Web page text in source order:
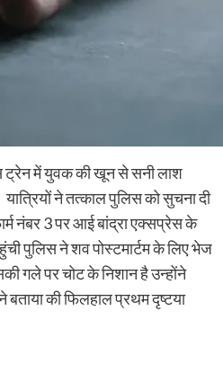
ट्रेन में युवक की खून से सनी लाश
ने तत्काल पुलिस को सुचना दी
नंबर 3 पर आई बांद्रा एक्सप्रेस के
पुलिस ने शव पोस्टमार्टम के लिए भेज
गले पर चोट के निशान है उन्होंने
की फिलहाल प्रथम दृष्टया